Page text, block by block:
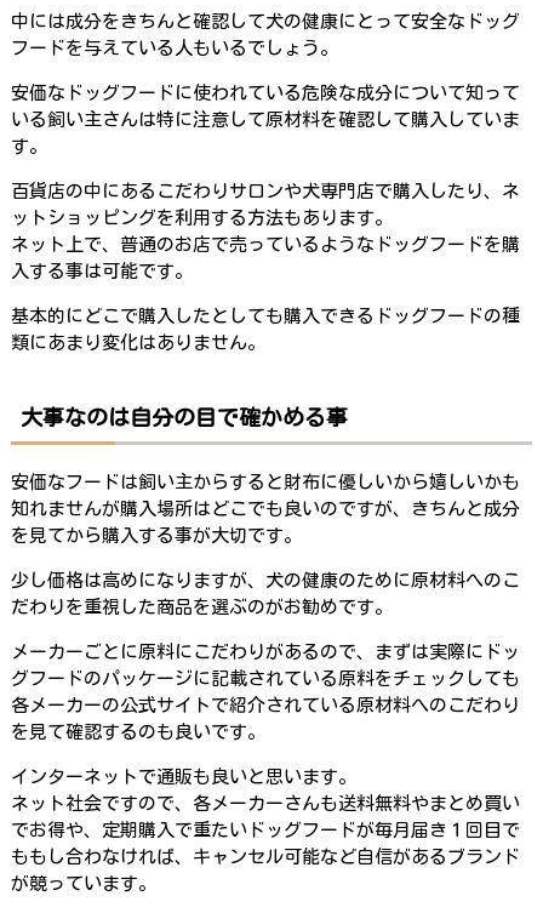
中には成分をきちんと確認して犬の健康にとって安全なドッグ
フードを与えている人もいるでしょう。
安価なドッグフードに使われている危険な成分について知って
いる飼い主さんは特に注意して原材料を確認して購入していま
す。
百貨店の中にあるこだわりサロンや犬専門店で購入したり、ネ
ットショッピングを利用する方法もあります。
ネット上で、普通のお店で売っているようなドッグフードを購
入する事は可能です。
基本的にどこで購入したとしても購入できるドッグフードの種
類にあまり変化はありません。
大事なのは自分の目で確かめる事
安価なフードは飼い主からすると財布に優しいから嬉しいかも
知れませんが購入場所はどこでも良いのですが、きちんと成分
を見てから購入する事が大切です。
少し価格は高めになりますが、犬の健康のために原材料へのこ
だわりを重視した商品を選ぶのがお勧めです。
メーカーごとに原料にこだわりがあるので、まずは実際にドッ
グフードのパッケージに記載されている原料をチェックしても
各メーカーの公式サイトで紹介されている原材料へのこだわり
を見て確認するのも良いです。
インターネットで通販も良いと思います。
ネット社会ですので、各メーカーさんも送料無料やまとめ買い
でお得や、定期購入で重たいドッグフードが毎月届き１回目で
ももし合わなければ、キャンセル可能など自信があるブランド
が競っています。